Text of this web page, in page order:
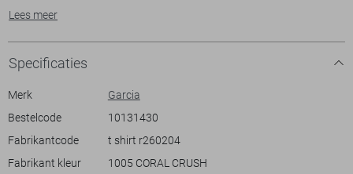
comfortabele en stijlvolle look. Gemaakt van 65% gerecycled
duurzame keuze. De kapmouwen geven een speelse twist aan deze
klassieke stijl, ideaal voor warme zomerdagen.
De subtiele glitters in de stof maken het T-shirt net dat beetje extra
bijzonder, waardoor het zowel casual als feestelijk gedragen kan
informele bijeenkomst bijwoont, dit T-shirt past moeiteloos bij elke
gelegenheid. Combineer het met een kleurrijke rok of je favoriete jeans
voor een complete look. Met zijn normale lengte en luchtige stof is dit
Lees meer
Specificaties
Merk
Garcia
Bestelcode
10131430
Fabrikantcode
t shirt r260204
Fabrikant kleur
1005 CORAL CRUSH